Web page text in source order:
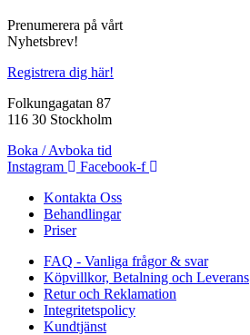
Prenumerera på vårt
Nyhetsbrev!
Registrera dig här!
Folkungagatan 87
116 30 Stockholm
Boka / Avboka tid
Instagram
Facebook-f
Kontakta Oss
Behandlingar
Priser
FAQ - Vanliga frågor & svar
Köpvillkor, Betalning och Leverans
Retur och Reklamation
Integritetspolicy
Kundtjänst